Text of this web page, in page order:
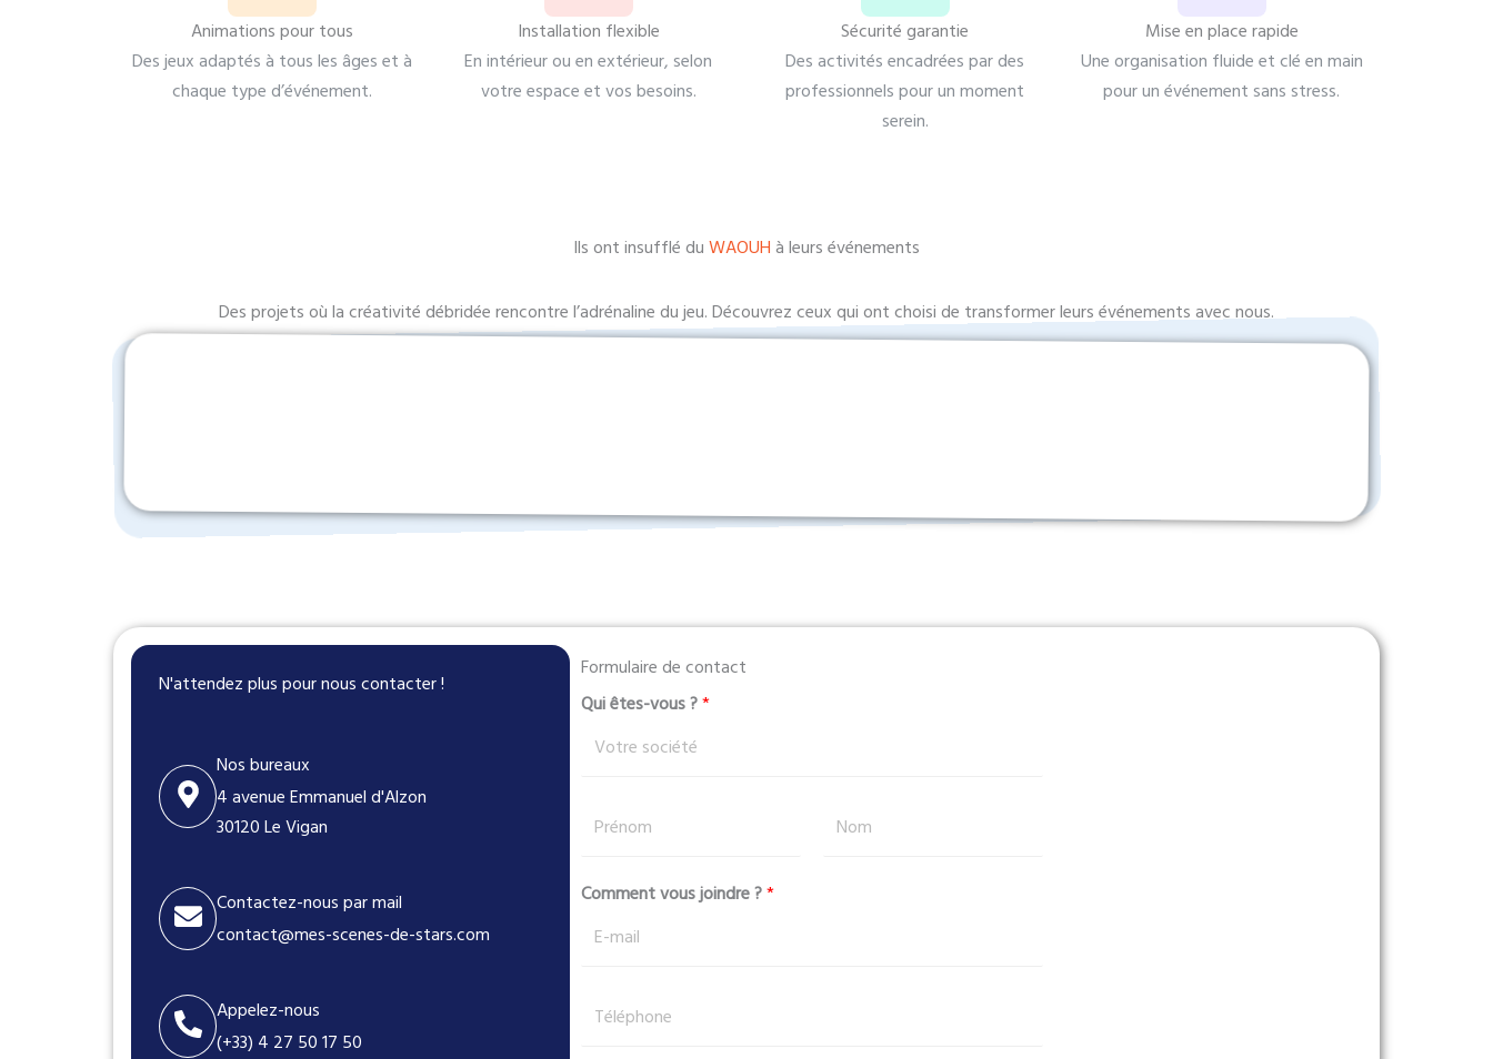
Animations pour tous
Des jeux adaptés à tous les âges et à
chaque type d’événement.
Installation flexible
En intérieur ou en extérieur, selon
votre espace et vos besoins.
Sécurité garantie
Des activités encadrées par des
professionnels pour un moment
serein.
Mise en place rapide
Une organisation fluide et clé en main
pour un événement sans stress.
Ils ont insufflé du WAOUH à leurs événements
Des projets où la créativité débridée rencontre l’adrénaline du jeu. Découvrez ceux qui ont choisi de transformer leurs événements avec nous.
N'attendez plus pour nous contacter !
Nos bureaux
4 avenue Emmanuel d'Alzon
30120 Le Vigan
Contactez-nous par mail
contact@mes-scenes-de-stars.com
Appelez-nous
(+33) 4 27 50 17 50
Formulaire de contact
Qui êtes-vous ?*
n
rComment vous joindre ?*